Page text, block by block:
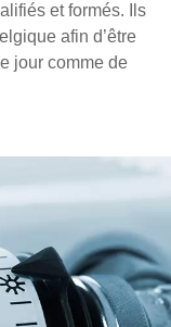
et formés. Ils
afin d’être
jour comme de